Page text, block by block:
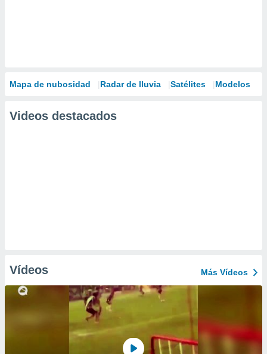
Mapa de nubosidad Radar de lluvia Satélites Modelos
Videos destacados
Vídeos Más Vídeos